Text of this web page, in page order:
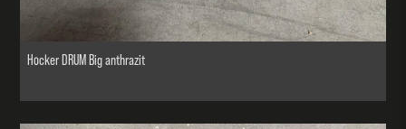
Hocker DRUM Big anthrazit